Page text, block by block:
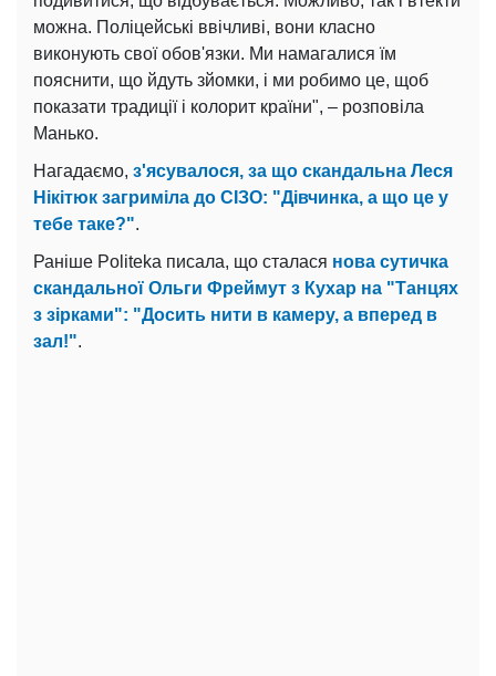
можна. Поліцейські ввічливі, вони класно
виконують свої обов'язки. Ми намагалися їм
пояснити, що йдуть зйомки, і ми робимо це, щоб
показати традиції і колорит країни", – розповіла
Манько.
Нагадаємо, з'ясувалося, за що скандальна Леся
Нікітюк загриміла до СІЗО: "Дівчинка, а що це у
тебе таке?".
Раніше Politeka писала, що сталася нова сутичка
скандальної Ольги Фреймут з Кухар на "Танцях
з зірками": "Досить нити в камеру, а вперед в
зал!".